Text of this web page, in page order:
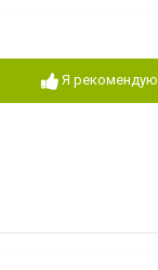
Я рекомендую